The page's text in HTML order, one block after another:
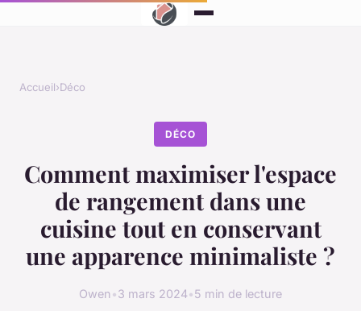
Accueil›Déco
DÉCO
Comment maximiser l'espace
de rangement dans une
cuisine tout en conservant
une apparence minimaliste ?
Owen•3 mars 2024•5 min de lecture